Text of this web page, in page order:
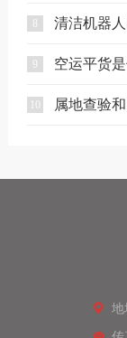
清洁机器
9
地